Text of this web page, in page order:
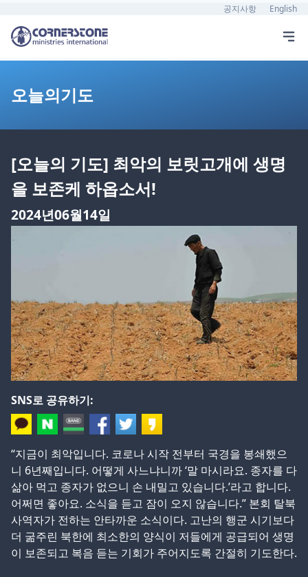
공지사항 English
오늘의기도
[오늘의 기도] 최악의 보릿고개에 생명
을 보존케 하옵소서!
2024년06월14일
SNS로 공유하기:
“지금이 최악입니다. 코로나 시작 전부터 국경을 봉쇄했으
니 6년째입니다. 어떻게 사느냐니까 ‘말 마시라요. 종자를 다
삶아 먹고 종자가 없으니 손 내밀고 있습니다.’라고 합니다.
어쩌면 좋아요. 소식을 듣고 잠이 오지 않습니다.” 본회 탈북
사역자가 전하는 안타까운 소식이다. 고난의 행군 시기보다
더 굶주린 북한에 최소한의 양식이 저들에게 공급되어 생명
이 보존되고 복음 듣는 기회가 주어지도록 간절히 기도한다.